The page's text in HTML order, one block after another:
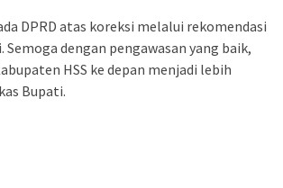
DPRD atas koreksi melalui rekomendasi
Semoga dengan pengawasan yang baik,
HSS ke depan menjadi lebih
Bupati.